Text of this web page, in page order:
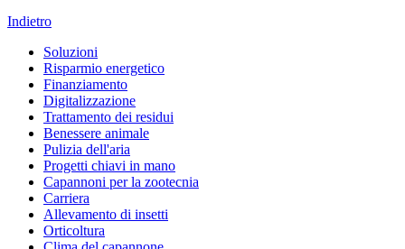
Indietro
Soluzioni
Risparmio energetico
Finanziamento
Digitalizzazione
Trattamento dei residui
Benessere animale
Pulizia dell'aria
Progetti chiavi in mano
Capannoni per la zootecnia
Carriera
Allevamento di insetti
Orticoltura